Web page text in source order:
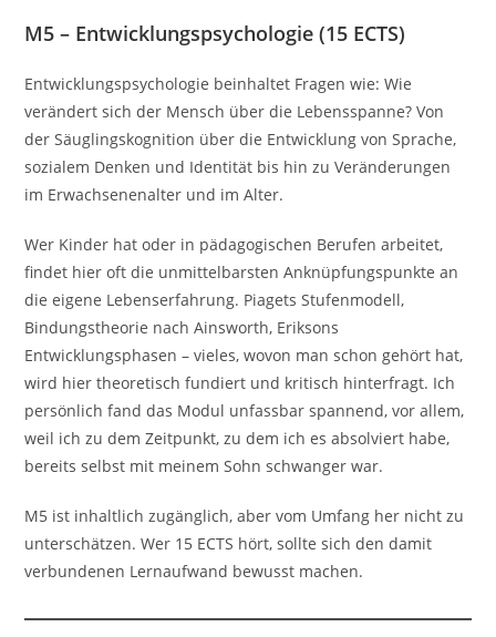
M5 – Entwicklungspsychologie (15 ECTS)
Entwicklungspsychologie beinhaltet Fragen wie: Wie
verändert sich der Mensch über die Lebensspanne? Von
der Säuglingskognition über die Entwicklung von Sprache,
sozialem Denken und Identität bis hin zu Veränderungen
im Erwachsenenalter und im Alter.
Wer Kinder hat oder in pädagogischen Berufen arbeitet,
findet hier oft die unmittelbarsten Anknüpfungspunkte an
die eigene Lebenserfahrung. Piagets Stufenmodell,
Bindungstheorie nach Ainsworth, Eriksons
Entwicklungsphasen – vieles, wovon man schon gehört hat,
wird hier theoretisch fundiert und kritisch hinterfragt. Ich
persönlich fand das Modul unfassbar spannend, vor allem,
weil ich zu dem Zeitpunkt, zu dem ich es absolviert habe,
bereits selbst mit meinem Sohn schwanger war.
M5 ist inhaltlich zugänglich, aber vom Umfang her nicht zu
unterschätzen. Wer 15 ECTS hört, sollte sich den damit
verbundenen Lernaufwand bewusst machen.